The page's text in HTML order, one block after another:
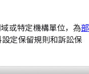
或特定機構單位，為部
定保留規則和訴訟保